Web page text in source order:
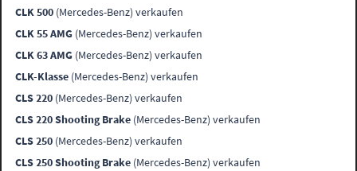
CLK 500 (Mercedes-Benz) verkaufen
CLK 55 AMG (Mercedes-Benz) verkaufen
CLK 63 AMG (Mercedes-Benz) verkaufen
CLK-Klasse (Mercedes-Benz) verkaufen
CLS 220 (Mercedes-Benz) verkaufen
CLS 220 Shooting Brake (Mercedes-Benz) verkaufen
CLS 250 (Mercedes-Benz) verkaufen
CLS 250 Shooting Brake (Mercedes-Benz) verkaufen